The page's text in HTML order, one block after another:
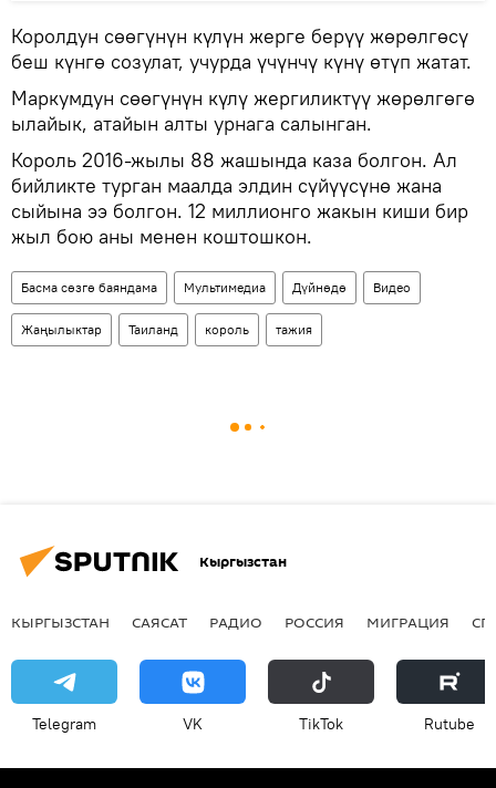
Королдун сөөгүнүн күлүн жерге берүү жөрөлгөсү
беш күнгө созулат, учурда үчүнчү күнү өтүп жатат.
Маркумдун сөөгүнүн күлү жергиликтүү жөрөлгөгө
ылайык, атайын алты урнага салынган.
Король 2016-жылы 88 жашында каза болгон. Ал
бийликте турган маалда элдин сүйүүсүнө жана
сыйына ээ болгон. 12 миллионго жакын киши бир
жыл бою аны менен коштошкон.
Басма сөзгө баяндама Мультимедиа Дүйнөдө Видео
Жаңылыктар Таиланд король тажия
Кыргызстан
КЫРГЫЗСТАН САЯСАТ РАДИО РОССИЯ МИГРАЦИЯ
Telegram VK ТikТоk Rutube